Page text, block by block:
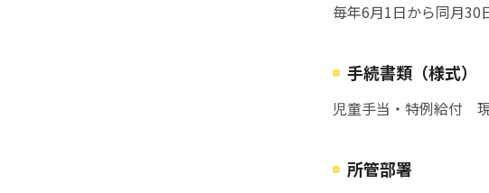
毎年6月1日から同月30
手続書類（様式）
児童手当・特例給付
所管部署